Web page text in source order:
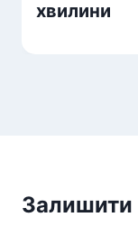
хвилини
Залишити